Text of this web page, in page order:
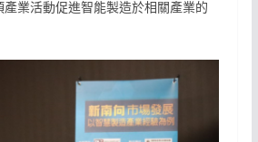
業活動促進智能製造於相關產業的